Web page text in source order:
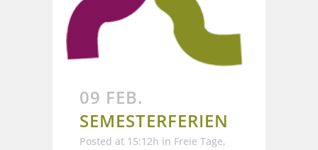
09 FEB.
SEMESTERFERIEN
Posted at 15:12h in Freie Tage,